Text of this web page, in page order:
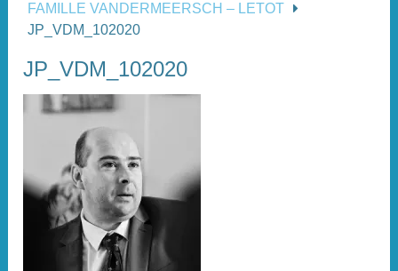
FAMILLE VANDERMEERSCH – LETOT
JP_VDM_102020
JP_VDM_102020